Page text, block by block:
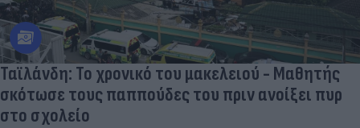
Ταϊλάνδη: Το χρονικό του μακελειού - Μαθητής
σκότωσε τους παππούδες του πριν ανοίξει πυρ
στο σχολείο